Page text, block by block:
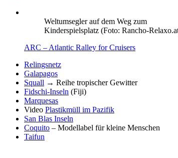
Weltumsegler auf dem Weg zum
Kinderspielsplatz (Foto: Rancho-
ARC – Atlantic Ralley for Cruisers
Relingsnetz
Galapagos
Squall → Reihe tropischer Gewitter
Fidschi-Inseln (Fiji)
Marquesas
Video Plastikmüll im Pazifik
San Blas Inseln
Coquito – Modellabel für kleine Menschen
Taifun